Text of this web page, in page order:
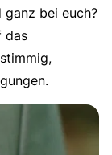
Je höher
bei euch?
das